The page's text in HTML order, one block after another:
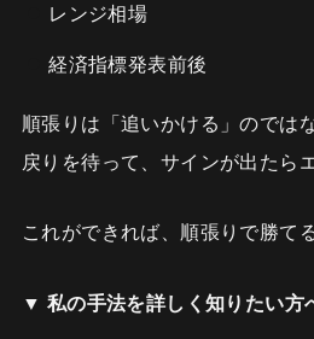
レンジ相場
経済指標発表前後
順張りは「追いかける」のでは
戻りを待って、サインが出たら
これができれば、順張りで勝て
▼ 私の手法を詳しく知りたい方